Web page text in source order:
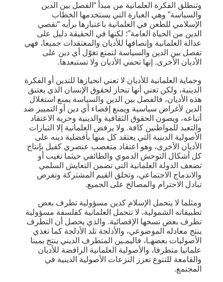
وتنطلق الفكرة العلمانية من مبدأ “الفصل بين الدين
والسياسة” وهي العبارة التي يستخدمها الخطاب
الإسلامي للطعن في العلمانية باعتبارها برأيه “تقصي
الدين من الحياة العامة”؛ لكنها في الحقيقة دليل على
عدالة العلمانية وإنصافها للأديان والمعتقدات جميعا، فهي
تفصل بين الدين والسياسة لتمنع تغوّل أي دين على
الأديان الأخرى. إنها تحمي الأديان ولا تستبعدها.
وحماية العلمانية للأديان لا تعني انحيازها للتدين أو الفكرة
الدينية، ولكن تعني أنها تنحاز لحقوق الإنسان الذي يعتنق
هذه الأديان، فالفصل بين الدين والسياسة يمنع استغلال
الدين لأغراض سياسية ويمنع إقصاء أي دين أو التمييز ضد
أتباعه، ويصون الحقوق الثقافية والدينية وحرية الاعتقاد
والتعبد للمواطنين كافة. ولا يرفض العلمانية إلا التيارات
الأصولية الدينية التي يعتقد كل منها بأفضلية دينه على
الأديان الأخرى، وهو اعتقاد متعصب عنصري كفيل بإنتاج
كل أشكال التوحش الدموي والطائفي حيثما تغيب أو
تضعف الدولة العلمانية التي تضمن التعايش السلمي
والاندماج الاجتماعي، وتخلق القيم المشتركة وتفرض
تبادل الاحترام والمصالح على الجميع.
ومثلما لا يتحمل الإسلام كدين مسؤولية تطرف بعض
تطبيقاته الشمولية، لا تتحمل العلمانية كفلسفة مسؤولية
تطرف بعض نسخها الإقصائية. والذي يحصل أن التطرف
ينتج معادله الموضوعي، والأدلجة تلد الأدلجة كما تغذي
الأصوليات بعضهـا، فاليمـين المتطرف الديني ينتج يمينا
علمانيا متطرفا، والأصولية العلمانية الرافضة للأديان
والقامعة للتنوع تعزز النزعات الأصولية الدينية في
المجتمع.